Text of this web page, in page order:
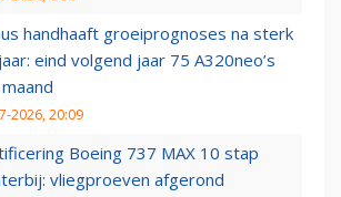
handhaaft groeiprognoses na sterk
eind volgend jaar 75 A320neo’s
2026, 20:09
Boeing 737 MAX 10 stap
vliegproeven afgerond